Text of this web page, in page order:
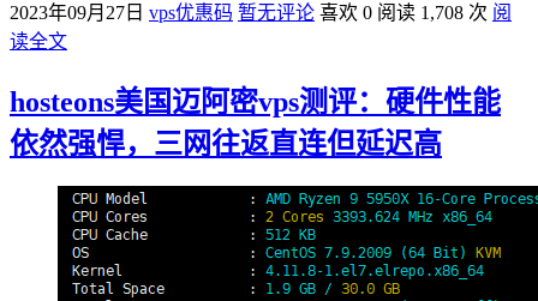
2023年09月27日 vps优惠码 暂无评论 喜欢 0 阅读 1,708 次 阅
读全文
hosteons美国迈阿密vps测评：硬件性能
依然强悍，三网往返直连但延迟高